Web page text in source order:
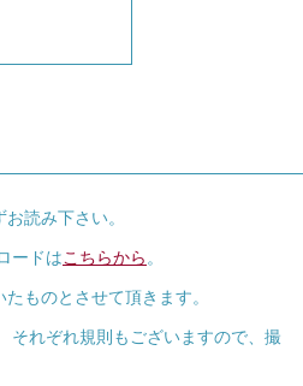
お読み下さい。
ードはこちらから 。
ものとさせて頂きます。
れぞれ規則もございますので、撮